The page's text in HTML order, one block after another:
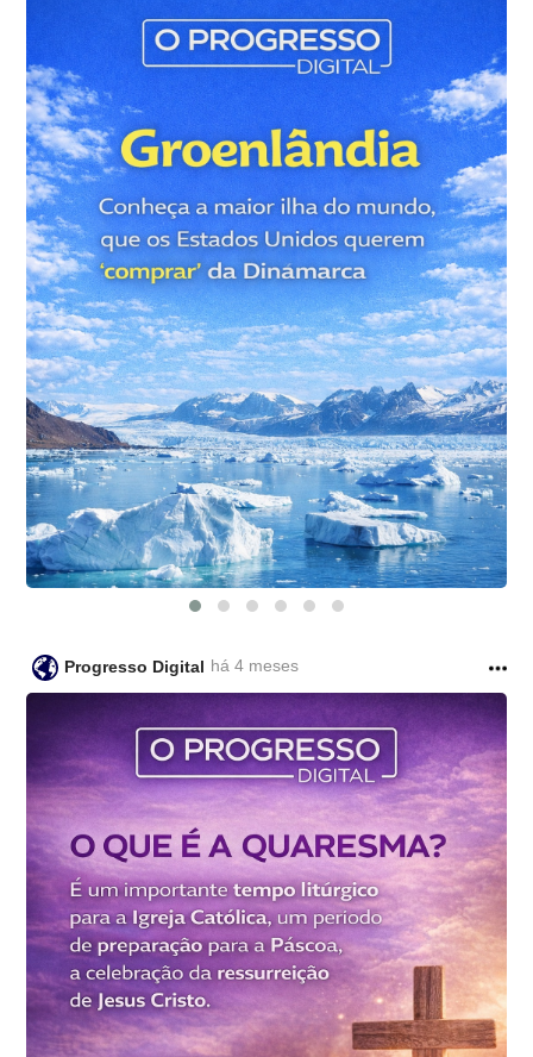
Progresso Digital há 4 meses